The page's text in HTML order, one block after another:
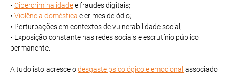
• Cibercriminalidadee fraudes digitais;
• Violência doméstica e crimes de ódio;
• Perturbações em contextos de vulnerabilidade social;
• Exposição constante nas redes sociais e escrutínio público
permanente.
A tudo isto acresce odesgaste psicológico e emocional associado